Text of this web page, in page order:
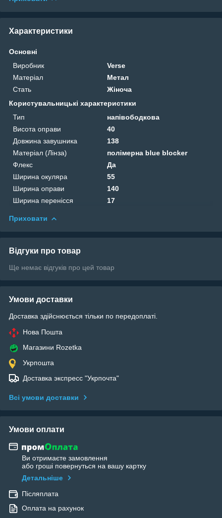
Характеристики
Основні
Виробник
Verse
Матеріал
Метал
Стать
Жіноча
Користувальницькі характеристики
Тип
напівободкова
Висота оправи
40
Довжина завушника
138
Матеріал (Лінза)
полімерна blue blocker
Флекс
Да
Ширина окуляра
55
Ширина оправи
140
Ширина перенісся
17
Приховати
Відгуки про товар
Ще немає відгуків про цей товар
Умови доставки
Доставка здійснюється тільки по передоплаті.
Нова Пошта
Магазини Rozetka
Укрпошта
Доставка экспресс "Укрпочта"
Всі умови доставки
Умови оплати
Ви отримаєте замовлення
або гроші повернуться на вашу картку
Детальніше
Післяплата
Оплата на рахунок